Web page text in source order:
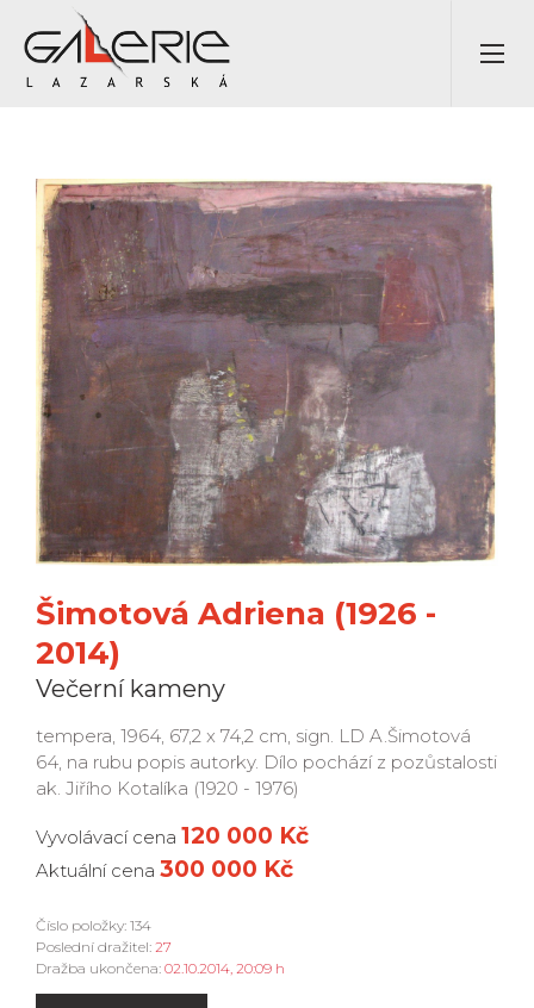
Šimotová Adriena (1926 -
2014)
Večerní kameny
tempera, 1964, 67,2 x 74,2 cm, sign. LD A.Šimotová
64, na rubu popis autorky. Dílo pochází z pozůstalosti
ak. Jiřího Kotalíka (1920 - 1976)
Vyvolávací cena 120 000 Kč
Aktuální cena 300 000 Kč
Číslo položky: 134
Poslední dražitel: 27
Dražba ukončena: 02.10.2014, 20:09 h